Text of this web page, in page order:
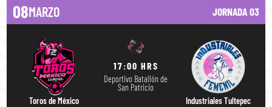
08MARZO JORNADA 03
Toros de México
17:00 HRS
Deportivo Batallón de
San Patricio
Industriales Tultepec